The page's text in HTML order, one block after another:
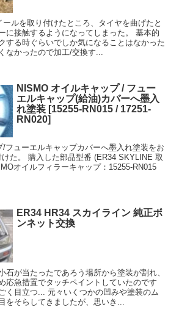
ールを取り付けたところ、タイヤを曲げたと
に接触するようになってしまった。 基本的
する時ぐらいでしか気になることはなかった
なかったので加工/交換す...
NISMO オイルキャップ / フュー
エルキャップ(給油)カバーへ墨入
れ塗装 [15255-RN015 / 17251-
RN020]
/フューエルキャップカバーへ墨入れ塗装をお
た。 購入した部品型番 (ER34 SKYLINE 取
オイルフィラーキャップ：15255-RN015
ER34 HR34 スカイライン 純正ボ
ンネット交換
石が当たったであろう場所から塗装が割れ、
応急措置でタッチペイントしていたのです
く目立つ... 元々いくつかの凹みや塗装のム
をそらしてきましたが、思いき...